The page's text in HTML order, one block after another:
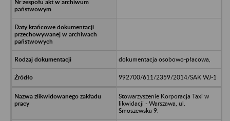
dokumentacja osobowo-płacowa,
992700/611/2359/2014/SAK WJ-1
Stowarzyszenie Korporacja Taxi w
likwidacji - Warszawa, ul.
Smoszewska 9.